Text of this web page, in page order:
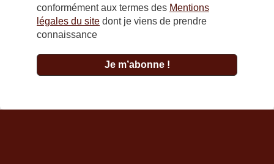
conformément aux termes des Mentions
légales du site dont je viens de prendre
connaissance